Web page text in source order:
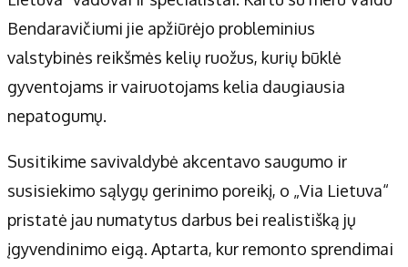
Apie mus
Autoriai
Kontaktai
Privatumo politika
Redakcijos politika
Bendaravičiumi jie apžiūrėjo probleminius
valstybinės reikšmės kelių ruožus, kurių būklė
gyventojams ir vairuotojams kelia daugiausia
nepatogumų.
Susitikime savivaldybė akcentavo saugumo ir
susisiekimo sąlygų gerinimo poreikį, o „Via Lietuva“
pristatė jau numatytus darbus bei realistišką jų
įgyvendinimo eigą. Aptarta, kur remonto sprendimai